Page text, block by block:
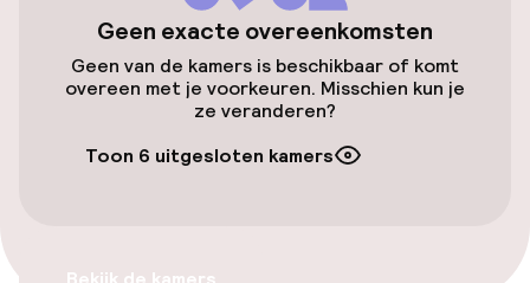
Voor toegankelijkheid
geoptimaliseerde kamers beschikbaar
Voor toegankelijkheid
Entertainment
Geen exacte overeenkomsten
Geen van de kamers is beschikbaar of komt
overeen met je voorkeuren. Misschien kun je
ze veranderen?
Toon 6 uitgesloten kamers